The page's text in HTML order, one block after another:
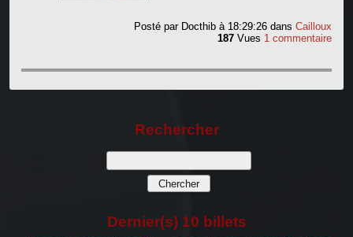
Posté par Docthib à 18:29:26dansCailloux
187 Vues 1 commentaire
Rechercher
Dernier(s) 10 billets